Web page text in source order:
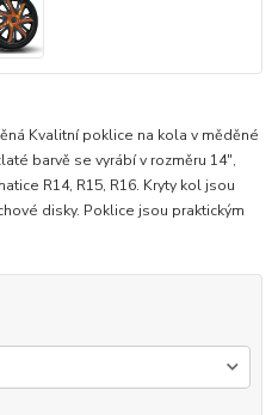
Kvalitní poklice na kola v měděné
barvě se vyrábí v rozměru 14",
R14, R15, R16. Kryty kol jsou
disky. Poklice jsou praktickým